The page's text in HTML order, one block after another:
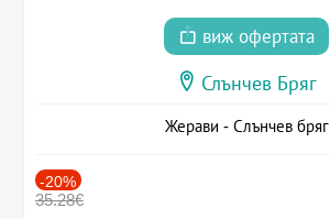
виж офертата
Слънчев Бряг
Жерави - Слънчев бряг
-20%
35.28€